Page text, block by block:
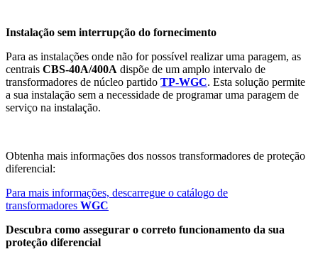
Instalação sem interrupção do fornecimento
Para as instalações onde não for possível realizar uma paragem, as
centrais CBS-40A/400A dispõe de um amplo intervalo de
transformadores de núcleo partido TP-WGC. Esta solução permite
a sua instalação sem a necessidade de programar uma paragem de
serviço na instalação.
Obtenha mais informações dos nossos transformadores de proteção
diferencial:
Para mais informações, descarregue o catálogo de
transformadores WGC
Descubra como assegurar o correto funcionamento da sua
proteção diferencial